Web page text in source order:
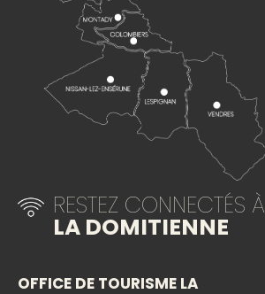
RESTEZ CONNECTÉS À
LA DOMITIENNE
OFFICE DE TOURISME LA